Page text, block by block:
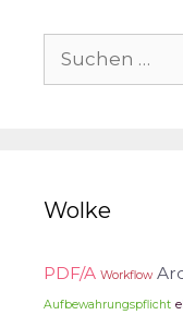
Suchen
Wolke
PDF/A Workflow
Aufbewahrungspflicht